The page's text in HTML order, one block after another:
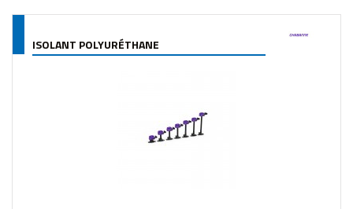
ISOLANT POLYURÉTHANE